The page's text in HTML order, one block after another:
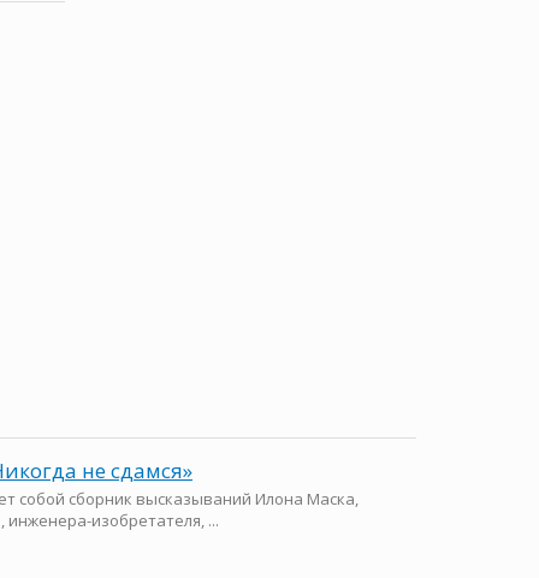
не сдамся»
собой сборник высказываний Илона Маска,
изобретателя, ...